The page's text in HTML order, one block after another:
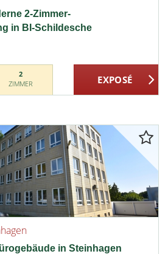
2-Zimmer-
in BI-Schildesche
2
ZIMMER
in Steinhagen